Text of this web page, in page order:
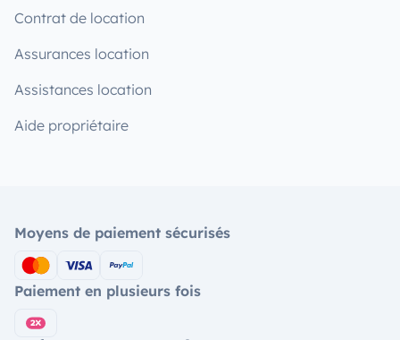
Contrat de location
Assurances location
Assistances location
Aide propriétaire
Moyens de paiement sécurisés
Paiement en plusieurs fois